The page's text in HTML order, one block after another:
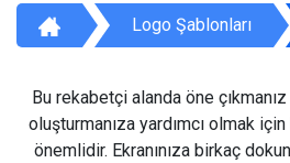
Logo Şablonları
Bu rekabetçi alanda öne
oluşturmanıza yardımcı olmak
önemlidir. Ekranınıza birkaç